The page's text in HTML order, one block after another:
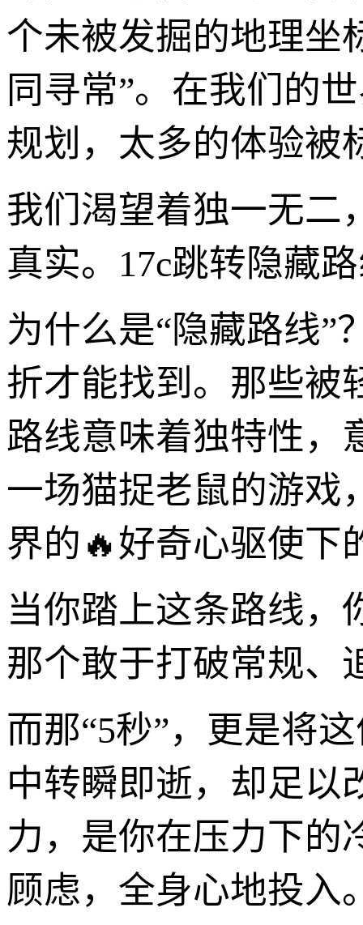
个未被发掘的地理坐
同寻常”。在我们的
规划，太多的体验被
我们渴望着独一无二
真实。17c跳转隐藏
为什么是“隐藏路线”
折才能找到。那些被
路线意味着独特性，
一场猫捉老鼠的游戏
界的🔥好奇心驱使下
当你踏上这条路线，
那个敢于打破常规、
而那“5秒”，更是将
中转瞬即逝，却足以
力，是你在压力下的
顾虑，全身心地投入